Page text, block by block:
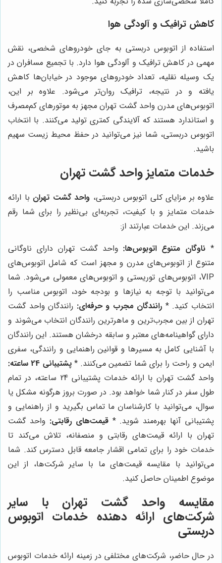
کاهش ترافیک و آلودگی هوا
استفاده از اتوبوس دربستی به جای خودروهای شخصی، نقش
مهمی در کاهش ترافیک و آلودگی هوا دارد. با تجمیع مسافران در
یک وسیله نقلیه، تعداد خودروهای موجود در خیابان‌ها کاهش
یافته و در نتیجه، ترافیک روان‌تر می‌شود. علاوه بر این،
اتوبوس‌های مدرن واحد گشت تهران مجهز به موتورهای کم‌مصرف
و استاندارد هستند که آلایندگی کمتری تولید می‌کنند. با انتخاب
اتوبوس دربستی، شما نیز می‌توانید در حفظ محیط زیست سهیم
باشید.
خدمات متمایز واحد گشت تهران
علاوه بر مزایای کلی اتوبوس دربستی، واحد گشت تهران با ارائه
خدمات متمایز و با کیفیت، تجربه‌ای بی‌نظیر را برای شما رقم
می‌زند. این خدمات عبارتند از:
* ناوگان متنوع اتوبوس‌ها: واحد گشت تهران دارای ناوگانی
متنوع از اتوبوس‌های مدرن و مجهز است که شامل اتوبوس‌های
VIP، اتوبوس‌های توریستی و اتوبوس‌های معمولی می‌شود. شما
می‌توانید با توجه به نیازها و بودجه خود، اتوبوس مناسب را
انتخاب کنید. * رانندگان مجرب و حرفه‌ای: رانندگان واحد گشت
تهران از بین مجرب‌ترین و ماهرترین رانندگان انتخاب می‌شوند و
دارای گواهینامه‌های معتبر و سابقه درخشان هستند. این رانندگان
با آشنایی کامل به مسیرها و قوانین راهنمایی و رانندگی، سفری
ایمن و راحت را برای شما تضمین می‌کنند. *پشتیبانی 24 ساعته:
واحد گشت تهران با ارائه خدمات پشتیبانی 24 ساعته، در تمام
طول سفر در کنار شما خواهد بود. در صورت بروز هرگونه مشکل یا
سوال، می‌توانید با کارشناسان ما تماس بگیرید و از راهنمایی و
پشتیبانی آنها بهره‌مند شوید. *قیمت‌های رقابتی: واحد گشت
تهران با ارائه قیمت‌های رقابتی و منصفانه، تلاش می‌کند تا
خدمات خود را برای تمامی اقشار جامعه قابل دسترس کند. شما
می‌توانید با مقایسه قیمت‌های ما با سایر شرکت‌ها، از این
موضوع اطمینان حاصل کنید.
مقایسه واحد گشت تهران با سایر
شرکت‌های ارائه دهنده خدمات اتوبوس
دربستی
در حال حاضر، شرکت‌های مختلفی در زمینه ارائه خدمات اتوبوس